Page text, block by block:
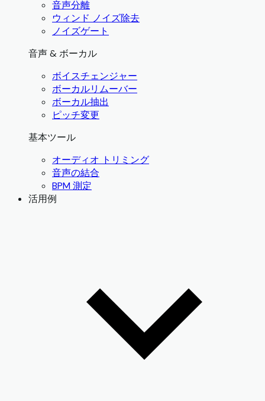
音声分離
ウィンド ノイズ除去
ノイズゲート
音声 & ボーカル
ボイスチェンジャー
ボーカルリムーバー
ボーカル抽出
ピッチ変更
基本ツール
オーディオ トリミング
音声の結合
BPM 測定
活用例